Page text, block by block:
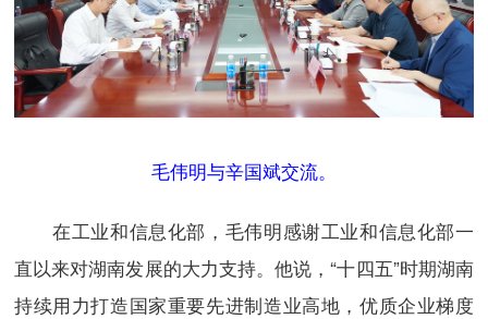
毛伟明与辛国斌交流。
在工业和信息化部，毛伟明感谢工业和信息化部一
直以来对湖南发展的大力支持。他说，“十四五”时期湖南
持续用力打造国家重要先进制造业高地，优质企业梯度